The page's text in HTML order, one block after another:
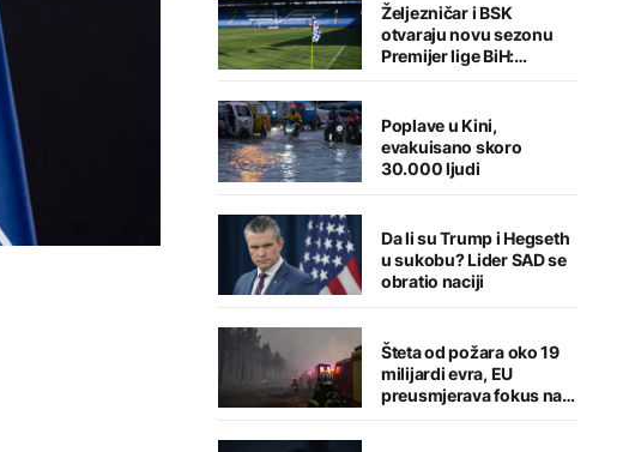
Željezničar i BSK
otvaraju novu sezonu
Premijer lige BiH:
Sarajlije u problemima,
Poplave u Kini,
evakuisano skoro
30.000 ljudi
Da li su Trump i Hegseth
u sukobu? Lider SAD se
obratio naciji
Šteta od požara oko 19
milijardi evra, EU
preusmjerava fokus na
prevenciju